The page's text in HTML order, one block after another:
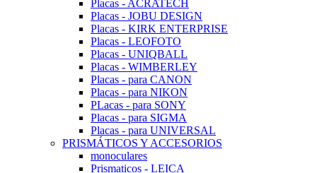
Placas - ACRATECH
Placas - JOBU DESIGN
Placas - KIRK ENTERPRISE
Placas - LEOFOTO
Placas - UNIQBALL
Placas - WIMBERLEY
Placas - para CANON
Placas - para NIKON
PLacas - para SONY
Placas - para SIGMA
Placas - para UNIVERSAL
PRISMÁTICOS Y ACCESORIOS
monoculares
Prismaticos - LEICA